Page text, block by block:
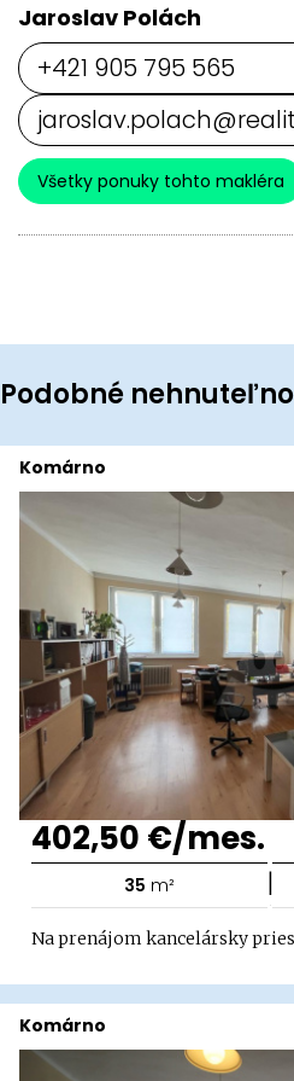
Jaroslav Polách
+421 905 795 565
Všetky ponuky tohto makléra
Podobné
Komárno
402,50 €/mes.
35 m² |
Na prenájom kancelársky
Komárno